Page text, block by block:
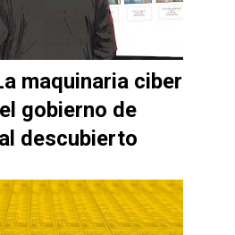
maquinaria ciber
gobierno de
descubierto